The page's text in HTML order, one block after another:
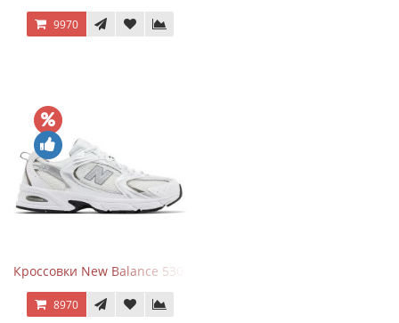
9970
Кроссовки New Balance 530 White Silver Metallic
8970